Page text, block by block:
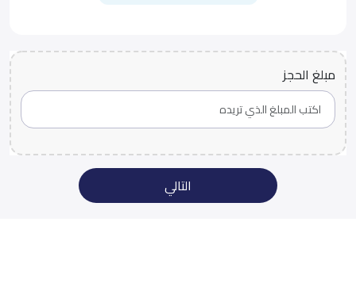
مبلغ الحجز
التالي